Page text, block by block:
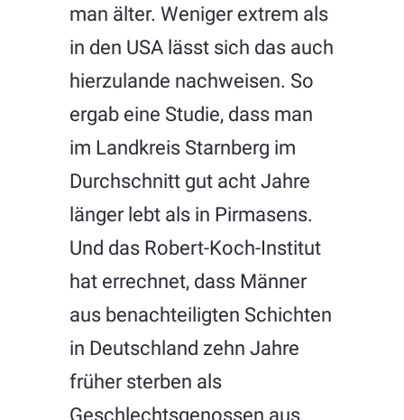
man älter. Weniger extrem als
in den USA lässt sich das auch
hierzulande nachweisen. So
ergab eine Studie, dass man
im Landkreis Starnberg im
Durchschnitt gut acht Jahre
länger lebt als in Pirmasens.
Und das Robert-Koch-Institut
hat errechnet, dass Männer
aus benachteiligten Schichten
in Deutschland zehn Jahre
früher sterben als
Geschlechtsgenossen aus